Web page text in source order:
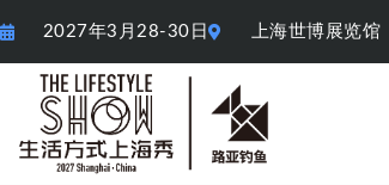
2027年3月28-30日 上海世博展览馆